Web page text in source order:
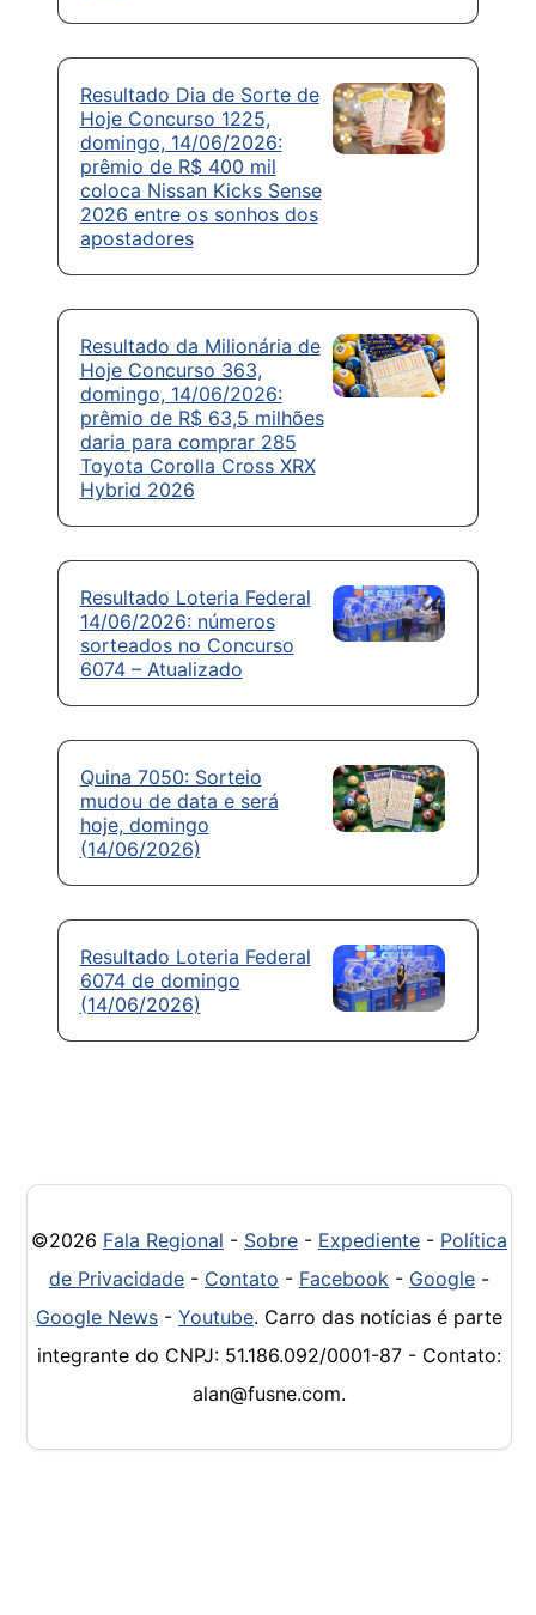
Resultado Dia de Sorte de
Hoje Concurso 1225,
domingo, 14/06/2026:
prêmio de R$ 400 mil
coloca Nissan Kicks Sense
2026 entre os sonhos dos
apostadores
Resultado da Milionária de
Hoje Concurso 363,
domingo, 14/06/2026:
prêmio de R$ 63,5 milhões
daria para comprar 285
Toyota Corolla Cross XRX
Hybrid 2026
Resultado Loteria Federal
14/06/2026: números
sorteados no Concurso
6074 – Atualizado
Quina 7050: Sorteio
mudou de data e será
hoje, domingo
(14/06/2026)
Resultado Loteria Federal
6074 de domingo
(14/06/2026)
©2026 Fala Regional - Sobre- Expediente- Política
de Privacidade- Contato - Facebook - Google-
Google News- Youtube. Carro das notícias é parte
integrante do CNPJ: 51.186.092/0001-87 - Contato:
alan@fusne.com.